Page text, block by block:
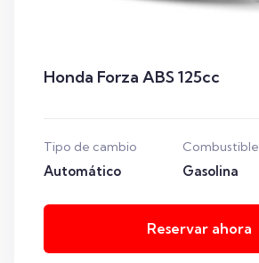
Honda Forza ABS 125cc
Tipo de cambio
Automático
Combustible
Gasolina
Reservar ahora